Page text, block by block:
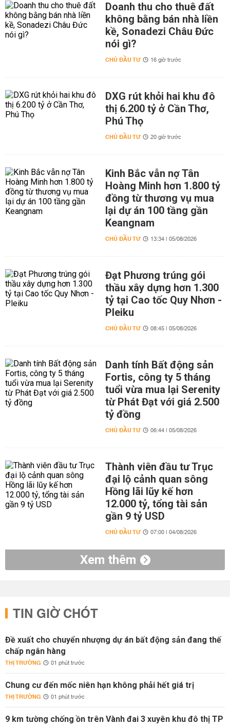
Doanh thu cho thuê đất
không bằng bán nhà liền
kề, Sonadezi Châu Đức
nói gì?
CHỦ ĐẦU TƯ 16 giờ trước
DXG rút khỏi hai khu đô
thị 6.200 tỷ ở Cần Thơ,
Phú Thọ
CHỦ ĐẦU TƯ 20 giờ trước
Kinh Bắc vẫn nợ Tân
Hoàng Minh hơn 1.800 tỷ
đồng từ thương vụ mua
lại dự án 100 tầng gần
Keangnam
CHỦ ĐẦU TƯ 13:34 | 05/08/2026
Đạt Phương trúng gói
thầu xây dựng hơn 1.300
tỷ tại Cao tốc Quy Nhơn -
Pleiku
CHỦ ĐẦU TƯ 08:45 | 05/08/2026
Danh tính Bất động sản
Fortis, công ty 5 tháng
tuổi vừa mua lại Serenity
từ Phát Đạt với giá 2.500
tỷ đồng
CHỦ ĐẦU TƯ 06:44 | 05/08/2026
Thành viên đầu tư Trục
đại lộ cảnh quan sông
Hồng lãi lũy kế hơn
12.000 tỷ, tổng tài sản
gần 9 tỷ USD
CHỦ ĐẦU TƯ 07:00 | 04/08/2026
Xem thêm
TIN GIỜ CHÓT
Đề xuất cho chuyển nhượng dự án bất động sản đang thế
chấp ngân hàng
THỊ TRƯỜNG 01 phút trước
Chung cư đến mốc niên hạn không phải hết giá trị
THỊ TRƯỜNG 01 phút trước
9 km tường chống ồn trên Vành đai 3 xuyên khu đô thị TP